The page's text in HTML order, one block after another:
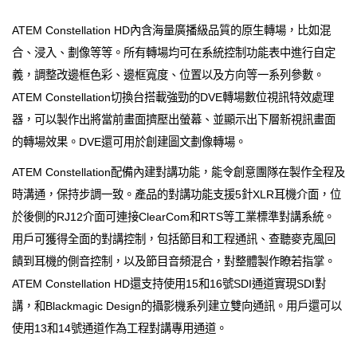
ATEM Constellation HD內含海量廣播級品質的原生轉場，比如混
合、浸入、劃像等等。所有轉場均可在系統控制功能表中進行自定
義，調整改邊框色彩、邊框寬度、位置以及方向等一系列參數。
ATEM Constellation切換台搭載強勁的DVE轉場數位視訊特效處理
器，可以製作出將當前畫面擠壓出螢幕、並顯示出下層新視訊畫面
的轉場效果。DVE還可用於創建圖文劃像轉場。
ATEM Constellation配備內建對講功能，能令創意團隊在製作全程及
時溝通，保持步調一致。產品的對講功能支援5針XLR耳機介面，位
於後側的RJ12介面可連接ClearCom和RTS等工業標準對講系統。
用戶可獲得全面的對講控制，包括節目和工程通訊、查聽麥克風回
饋到耳機的側音控制，以及節目音頻混合，對整體製作瞭若指掌。
ATEM Constellation HD還支持使用15和16號SDI通道實現SDI對
講，和Blackmagic Design的攝影機系列建立雙向通訊。用戶還可以
使用13和14號通道作為工程對講專用通道。